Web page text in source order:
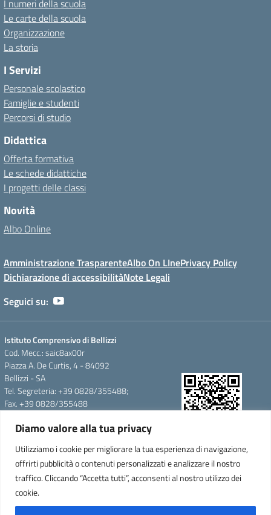
Diamo valore alla tua privacy
Utilizziamo i cookie per migliorare la tua esperienza di navigazione,
offrirti pubblicità o contenuti personalizzati e analizzare il nostro
traffico. Cliccando “Accetta tutti”, acconsenti al nostro utilizzo dei
cookie.
I numeri della scuola
Le carte della scuola
Organizzazione
La storia
I Servizi
Personale scolastico
Famiglie e studenti
Percorsi di studio
Didattica
Offerta formativa
Le schede didattiche
I progetti delle classi
Novità
Albo Online
Amministrazione TrasparenteAlbo On LInePrivacy Policy
Dichiarazione di accessibilitàNote Legali
Seguici su:
Istituto Comprensivo di Bellizzi
Cod. Mecc.: saic8ax00r
Piazza A. De Curtis, 4 - 84092
Bellizzi - SA
Tel. Segreteria: +39 0828/355488;
Fax. +39 0828/355488
pec: saic8ax00r@pec.istruzione.it
Cod.Mecc.:saic8ax00r
C.U.F.E.:UFTARW-Uff_eFatturaPA
Iban.IT 64 F
0837876090000000335473
WebApp